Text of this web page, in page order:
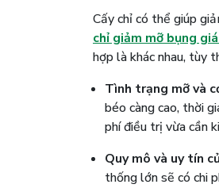
Cấy chỉ có thể giúp
chỉ giảm mỡ bụng
hợp là khác nhau, tùy
Tình trạng mỡ và
béo càng cao, thời
phí điều trị vừa cần
Quy mô và uy tín
thống lớn sẽ có chi